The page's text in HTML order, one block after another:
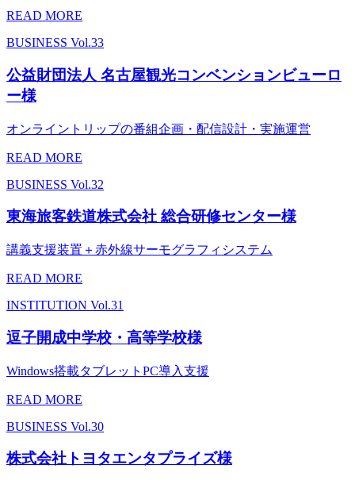
READ MORE
BUSINESS Vol.33
公益財団法人 名古屋観光コンベンションビューロ
ー様
オンライントリップの番組企画・配信設計・実施運営
READ MORE
BUSINESS Vol.32
東海旅客鉄道株式会社 総合研修センター様
講義支援装置＋赤外線サーモグラフィシステム
READ MORE
INSTITUTION Vol.31
逗子開成中学校・高等学校様
Windows搭載タブレットPC導入支援
READ MORE
BUSINESS Vol.30
株式会社トヨタエンタプライズ様